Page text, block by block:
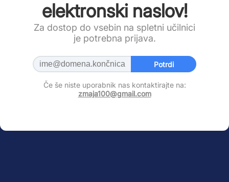
elektronski naslov!
Za dostop do vsebin na spletni učilnici
je potrebna prijava.
Potrdi
Če še niste uporabnik nas kontaktirajte na:
zmaja100@gmail.com